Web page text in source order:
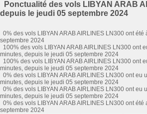
Ponctualité des vols LIBYAN ARAB
depuis le jeudi 05 septembre 2024
0% des vols LIBYAN ARAB AIRLINES LN300 ont
septembre 2024
100% des vols LIBYAN ARAB AIRLINES LN300 ont
minutes, depuis le jeudi 05 septembre 2024
100% des vols LIBYAN ARAB AIRLINES LN300 ont
minutes, depuis le jeudi 05 septembre 2024
0% des vols LIBYAN ARAB AIRLINES LN300 ont eu
minutes, depuis le jeudi 05 septembre 2024
0% des vols LIBYAN ARAB AIRLINES LN300 ont eu
minutes, depuis le jeudi 05 septembre 2024
0% des vols LIBYAN ARAB AIRLINES LN300 ont
septembre 2024